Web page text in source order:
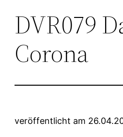
DVR079
Corona
veröffentlicht am